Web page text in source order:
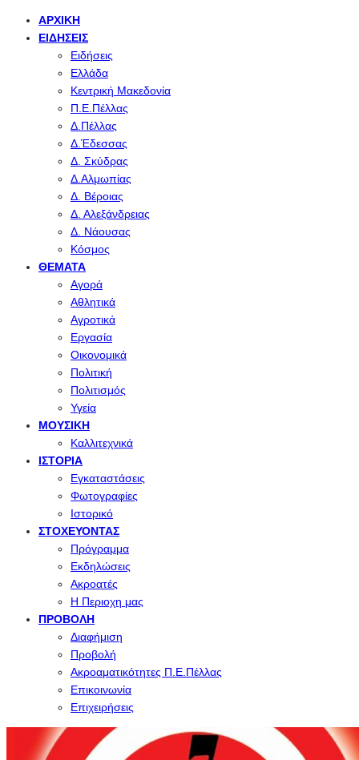
ΑΡΧΙΚΉ
ΕΙΔΉΣΕΙΣ
Ειδήσεις
Ελλάδα
Κεντρική Μακεδονία
Π.Ε.Πέλλας
Δ.Πέλλας
Δ.Έδεσσας
Δ. Σκύδρας
Δ.Αλμωπίας
Δ. Βέροιας
Δ. Αλεξάνδρειας
Δ. Νάουσας
Κόσμος
ΘΈΜΑΤΑ
Αγορά
Αθλητικά
Αγροτικά
Εργασία
Οικονομικά
Πολιτική
Πολιτισμός
Υγεία
ΜΟΥΣΙΚΉ
Καλλιτεχνικά
ΙΣΤΟΡΊΑ
Εγκαταστάσεις
Φωτογραφίες
Ιστορικό
ΣΤΟΧΕΎΟΝΤΑΣ
Πρόγραμμα
Εκδηλώσεις
Ακροατές
Η Περιοχη μας
ΠΡΟΒΟΛΉ
Διαφήμιση
Προβολή
Ακροαματικότητες Π.Ε.Πέλλας
Επικοινωνία
Επιχειρήσεις